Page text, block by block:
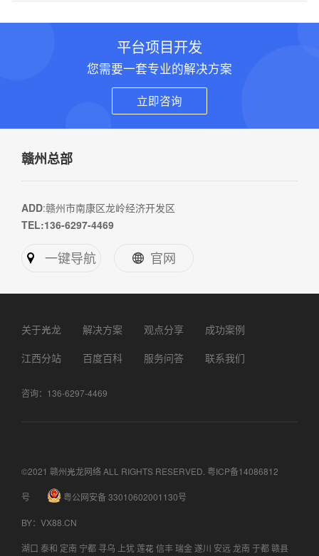
平台项目开发
您需要一套专业的解决方案
立即咨询
赣州总部
ADD:赣州市南康区龙岭经济开发区
TEL:136-6297-4469
一键导航 官网
关于光龙 解决方案 观点分享
成功案例
江西分站
百度百科 服务问答 联系我们
咨询：136-6297-4469
©2021 赣州光龙网络 ALL RIGHTS RESERVED. 粤ICP备14086812
号
粤公网安备 33010602001130号
BY： VX88.CN
湖口 泰和 定南 宁都 寻乌 上犹莲花 信丰瑞金遂川 安远 龙南 于都赣县